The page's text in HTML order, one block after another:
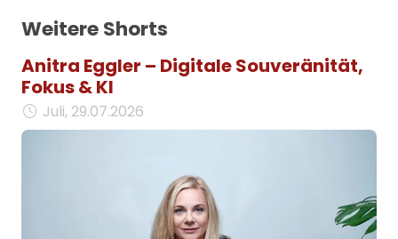
Weitere Shorts
Anitra Eggler – Digitale Souveränität,
Fokus & KI
Juli, 29.07.2026